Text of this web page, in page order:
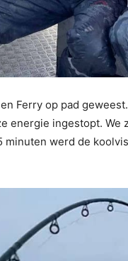
Ferry op pad
energie ingestopt. We
minuten werd de